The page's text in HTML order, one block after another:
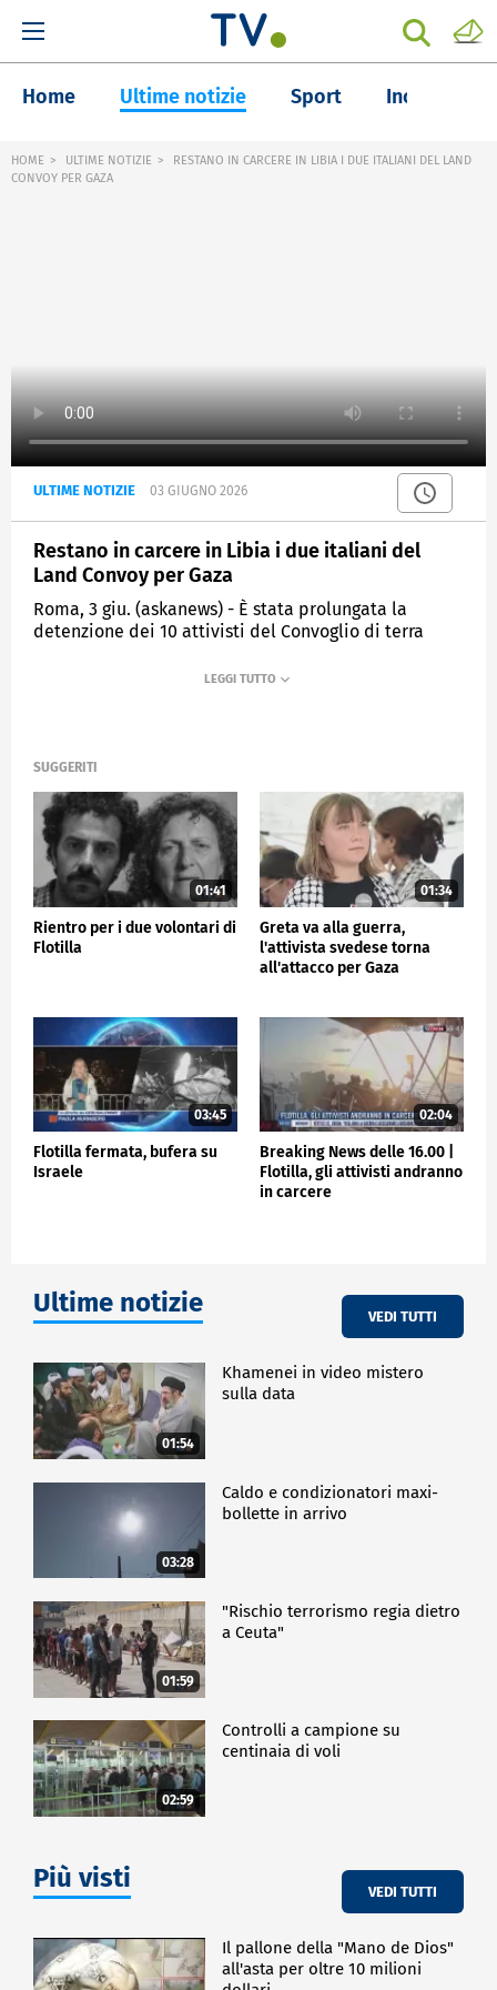
Home Ultime notizie Sport Inchieste
HOME ULTIME NOTIZIE
RESTANO IN CARCERE IN LIBIA I DUE ITALIANI DEL LAND
CONVOY PER GAZA
ULTIME NOTIZIE 03 GIUGNO 2026
Restano in carcere in Libia i due italiani del
Land Convoy per Gaza
Roma, 3 giu. (askanews) - È stata prolungata la
detenzione dei 10 attivisti del Convoglio di terra
Domenico Centrone, 33enne di Molfetta, e Leonarda
orientale.
Gli attivisti del Land Convoy, di cui la Global Sumud
Flotilla chiede l'immediato rilascio - sono comparsi
martedì 2 giugno davanti al procuratore libico che
ha disposto la continuazione della custodia
cautelare fino alla prossima udienza.
Il console generale d'Italia a Bengasi, Filippo
Colombo, ha presentato una nuova richiesta per una
visita consolare ai due connazionali, mentre
rientro il prima possibile.
Secondo gli attivisti di Molfetta, "Nico" sta bene e la
sua famiglia è informata sullo stato della detenzione
e anche sui passi diplomatici effettuati nelle ultime
ore per la sua tutela.
ESTERI
SUGGERITI
01:41
Rientro per i due volontari di
Flotilla
01:34
Greta va alla guerra,
l'attivista svedese torna
all'attacco per Gaza
03:45
Flotilla fermata, bufera su
Israele
02:04
Breaking News delle 16.00 |
Flotilla, gli attivisti andranno
in carcere
Ultime notizie VEDI TUTTI
01:54
Khamenei in video mistero
sulla data
03:28
Caldo e condizionatori maxi-
bollette in arrivo
01:59
"Rischio terrorismo regia dietro
a Ceuta"
02:59
Controlli a campione su
centinaia di voli
Più visti VEDI TUTTI
Il pallone della "Mano de Dios"
all'asta per oltre 10 milioni